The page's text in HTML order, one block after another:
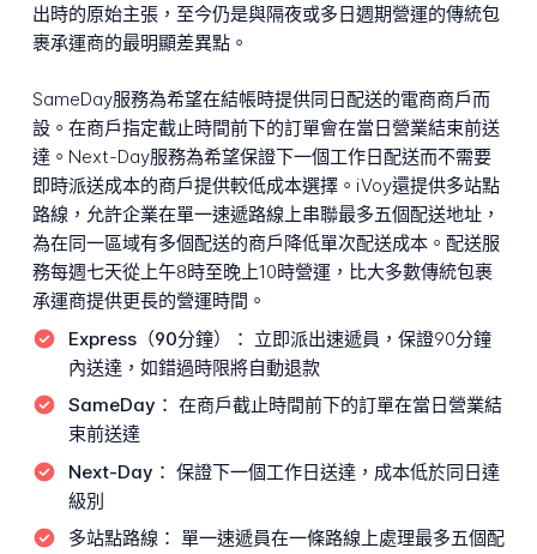
出時的原始主張，至今仍是與隔夜或多日週期營運的傳統包
裹承運商的最明顯差異點。
SameDay服務為希望在結帳時提供同日配送的電商商戶而
設。在商戶指定截止時間前下的訂單會在當日營業結束前送
達。Next-Day服務為希望保證下一個工作日配送而不需要
即時派送成本的商戶提供較低成本選擇。iVoy還提供多站點
路線，允許企業在單一速遞路線上串聯最多五個配送地址，
為在同一區域有多個配送的商戶降低單次配送成本。配送服
務每週七天從上午8時至晚上10時營運，比大多數傳統包裹
承運商提供更長的營運時間。
Express（90分鐘）： 立即派出速遞員，保證90分鐘
內送達，如錯過時限將自動退款
SameDay： 在商戶截止時間前下的訂單在當日營業結
束前送達
Next-Day： 保證下一個工作日送達，成本低於同日達
級別
多站點路線： 單一速遞員在一條路線上處理最多五個配